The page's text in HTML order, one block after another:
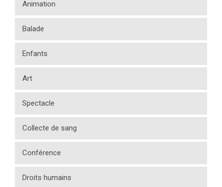
Animation
Balade
Enfants
Art
Spectacle
Collecte de sang
Conférence
Droits humains